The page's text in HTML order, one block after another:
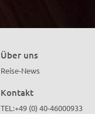
Über uns
Reise-News
Kontakt
TEL:+49 (0) 40-46000933